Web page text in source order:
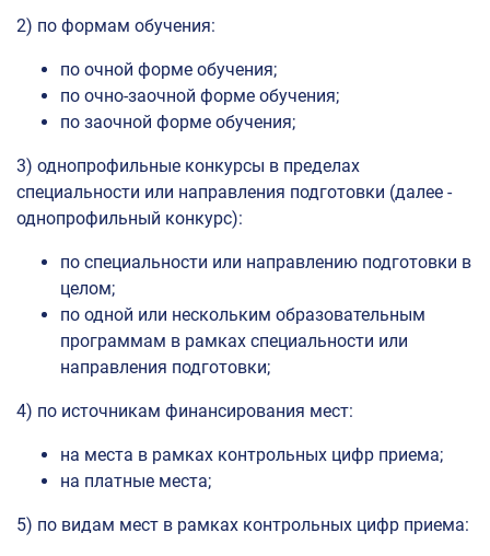
2) по формам обучения:
по очной форме обучения;
по очно-заочной форме обучения;
по заочной форме обучения;
3) однопрофильные конкурсы в пределах
специальности или направления подготовки (далее -
однопрофильный конкурс):
по специальности или направлению подготовки в
целом;
по одной или нескольким образовательным
программам в рамках специальности или
направления подготовки;
4) по источникам финансирования мест:
на места в рамках контрольных цифр приема;
на платные места;
5) по видам мест в рамках контрольных цифр приема: